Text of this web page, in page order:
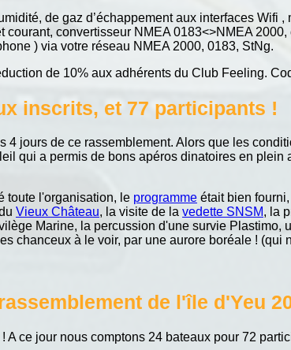
de gaz d’échappement aux interfaces
convertisseur NMEA 0183<>NMEA
) via votre réseau NMEA 2000, 0183, StNg.
de 10% aux adhérents du Club Feeling.
inscrits, et 77 participants !
4 jours de ce rassemblement. Alors que les
qui a permis de bons apéros dinatoires en
toute l'organisation, le programme était bien
Vieux Château, la visite de la vedette SNSM, la
Marine, la percussion d'une survie
chanceux à le voir, par une aurore boréale !
de l'île d'Yeu
A ce jour nous comptons 24 bateaux pour 72